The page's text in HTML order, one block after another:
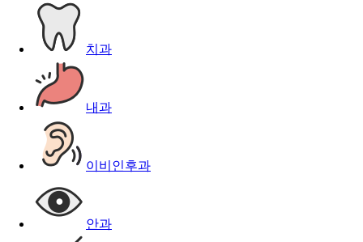
치과
내과
이비인후과
안과